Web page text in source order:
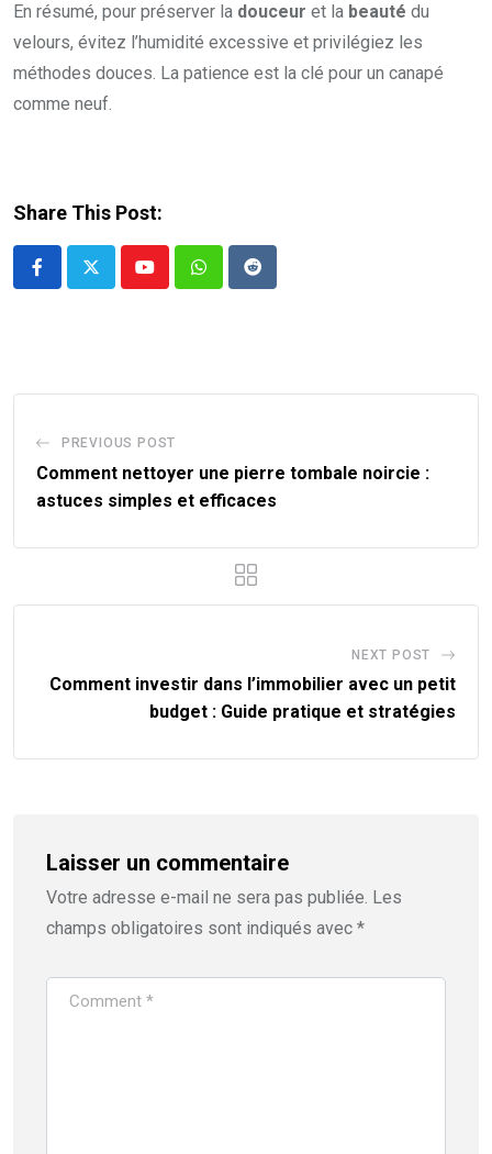
En résumé, pour préserver la douceur et la beauté du
velours, évitez l’humidité excessive et privilégiez les
méthodes douces. La patience est la clé pour un canapé
comme neuf.
Share This Post:
YoutubeWhatsappReddit
PREVIOUS POST
Comment nettoyer une pierre tombale noircie :
astuces simples et efficaces
NEXT POST
Comment investir dans l’immobilier avec un petit
budget : Guide pratique et stratégies
Laisser un commentaire
Votre adresse e-mail ne sera pas publiée. Les
champs obligatoires sont indiqués avec *